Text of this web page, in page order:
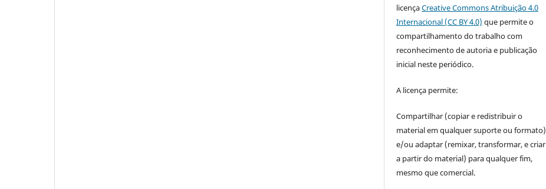
licençaCreative Commons Atribuição 4.0
Internacional (CC BY 4.0) que permite o
compartilhamento do trabalho com
reconhecimento de autoria e publicação
inicial neste periódico.
A licença permite:
Compartilhar (copiar e redistribuir o
material em qualquer suporte ou formato)
e/ou adaptar (remixar, transformar, e criar
a partir do material) para qualquer fim,
mesmo que comercial.